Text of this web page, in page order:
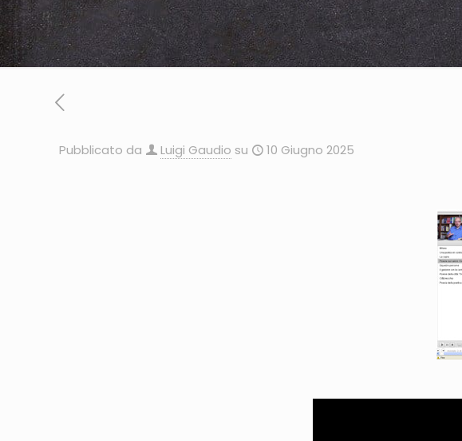
Pubblicato da Luigi Gaudio su 10 Giugno 2025